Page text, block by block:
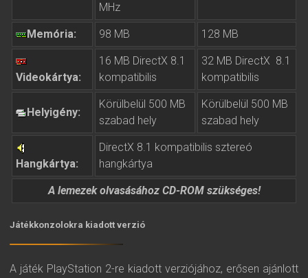
MHz
Memória: 98 MB 128 MB
Videokártya:
16 MB DirectX 8.1
kompatibilis
32 MB DirectX 8.1
kompatibilis
Helyigény:
Körülbelül 500 MB
szabad hely
Körülbelül 500 MB
szabad hely
Hangkártya:
DirectX 8.1 kompatibilis sztereó
hangkártya
A lemezek olvasásához CD-ROM szükséges!
Játékkonzolokra kiadott verzió
A játék PlayStation 2-re kiadott verziójához, erősen ajánlott